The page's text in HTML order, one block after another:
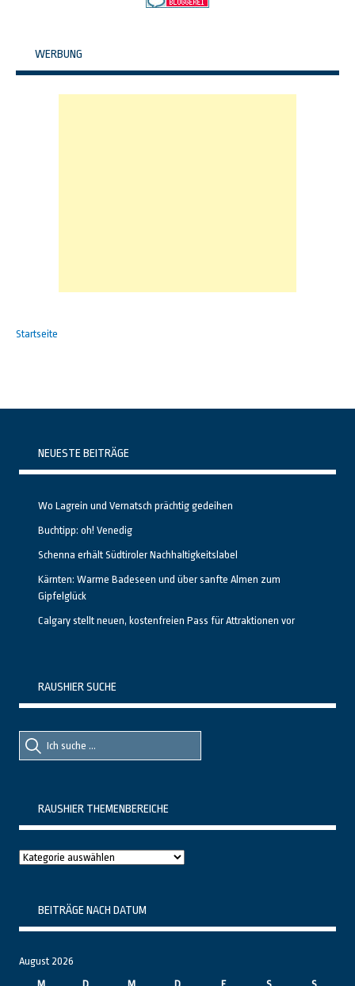
WERBUNG
Startseite
NEUESTE BEITRÄGE
Wo Lagrein und Vernatsch prächtig gedeihen
Buchtipp: oh! Venedig
Schenna erhält Südtiroler Nachhaltigkeitslabel
Kärnten: Warme Badeseen und über sanfte Almen zum
Gipfelglück
Calgary stellt neuen, kostenfreien Pass für Attraktionen vor
RAUSHIER SUCHE
Suche
nach::
Suche
nach:
RAUSHIER THEMENBEREICHE
Raushier
BEITRÄGE NACH DATUM
August 2026